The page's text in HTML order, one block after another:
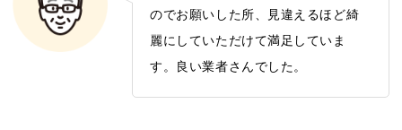
のでお願いした所、見違えるほど綺
麗にしていただけて満足していま
す。良い業者さんでした。